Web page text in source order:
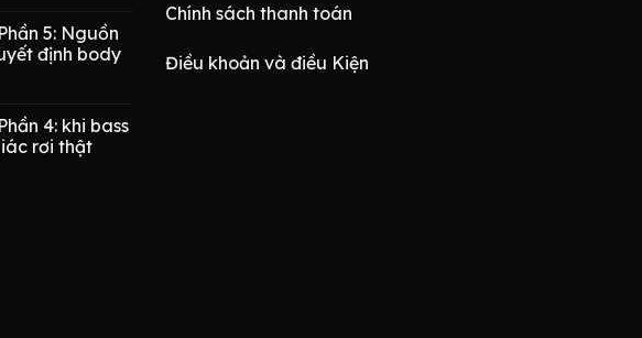
5: Nguồn
định body
4: khi bass
rơi thật
Chính sách thanh toán
Điều khoản và điều Kiện